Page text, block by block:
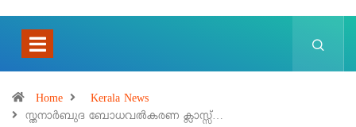
Home
Kerala News
സ്തനാർബുദ ബോധവൽകരണ ക്ലാസ്സ്…